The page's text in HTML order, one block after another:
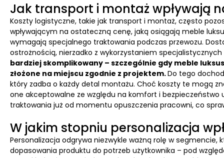
Jak transport i montaż wpływają
Koszty logistyczne, takie jak transport i montaż, często
wpływającym na ostateczną cenę, jaką osiągają meble
wymagają specjalnego traktowania podczas przewozu.
ostrożnością, nierzadko z wykorzystaniem
bardziej skomplikowany – szczególnie gdy meble
złożone na miejscu zgodnie z projektem.Do tego
który zadba o każdy detal montażu. Choć koszty te mogą
one akceptowalne ze względu na komfort i
traktowania już od momentu opuszczenia pracowni, co
W jakim stopniu personalizacja
Personalizacja odgrywa niezwykle ważną rolę w segmencie,
dopasowania produktu do potrzeb użytkownika – pod